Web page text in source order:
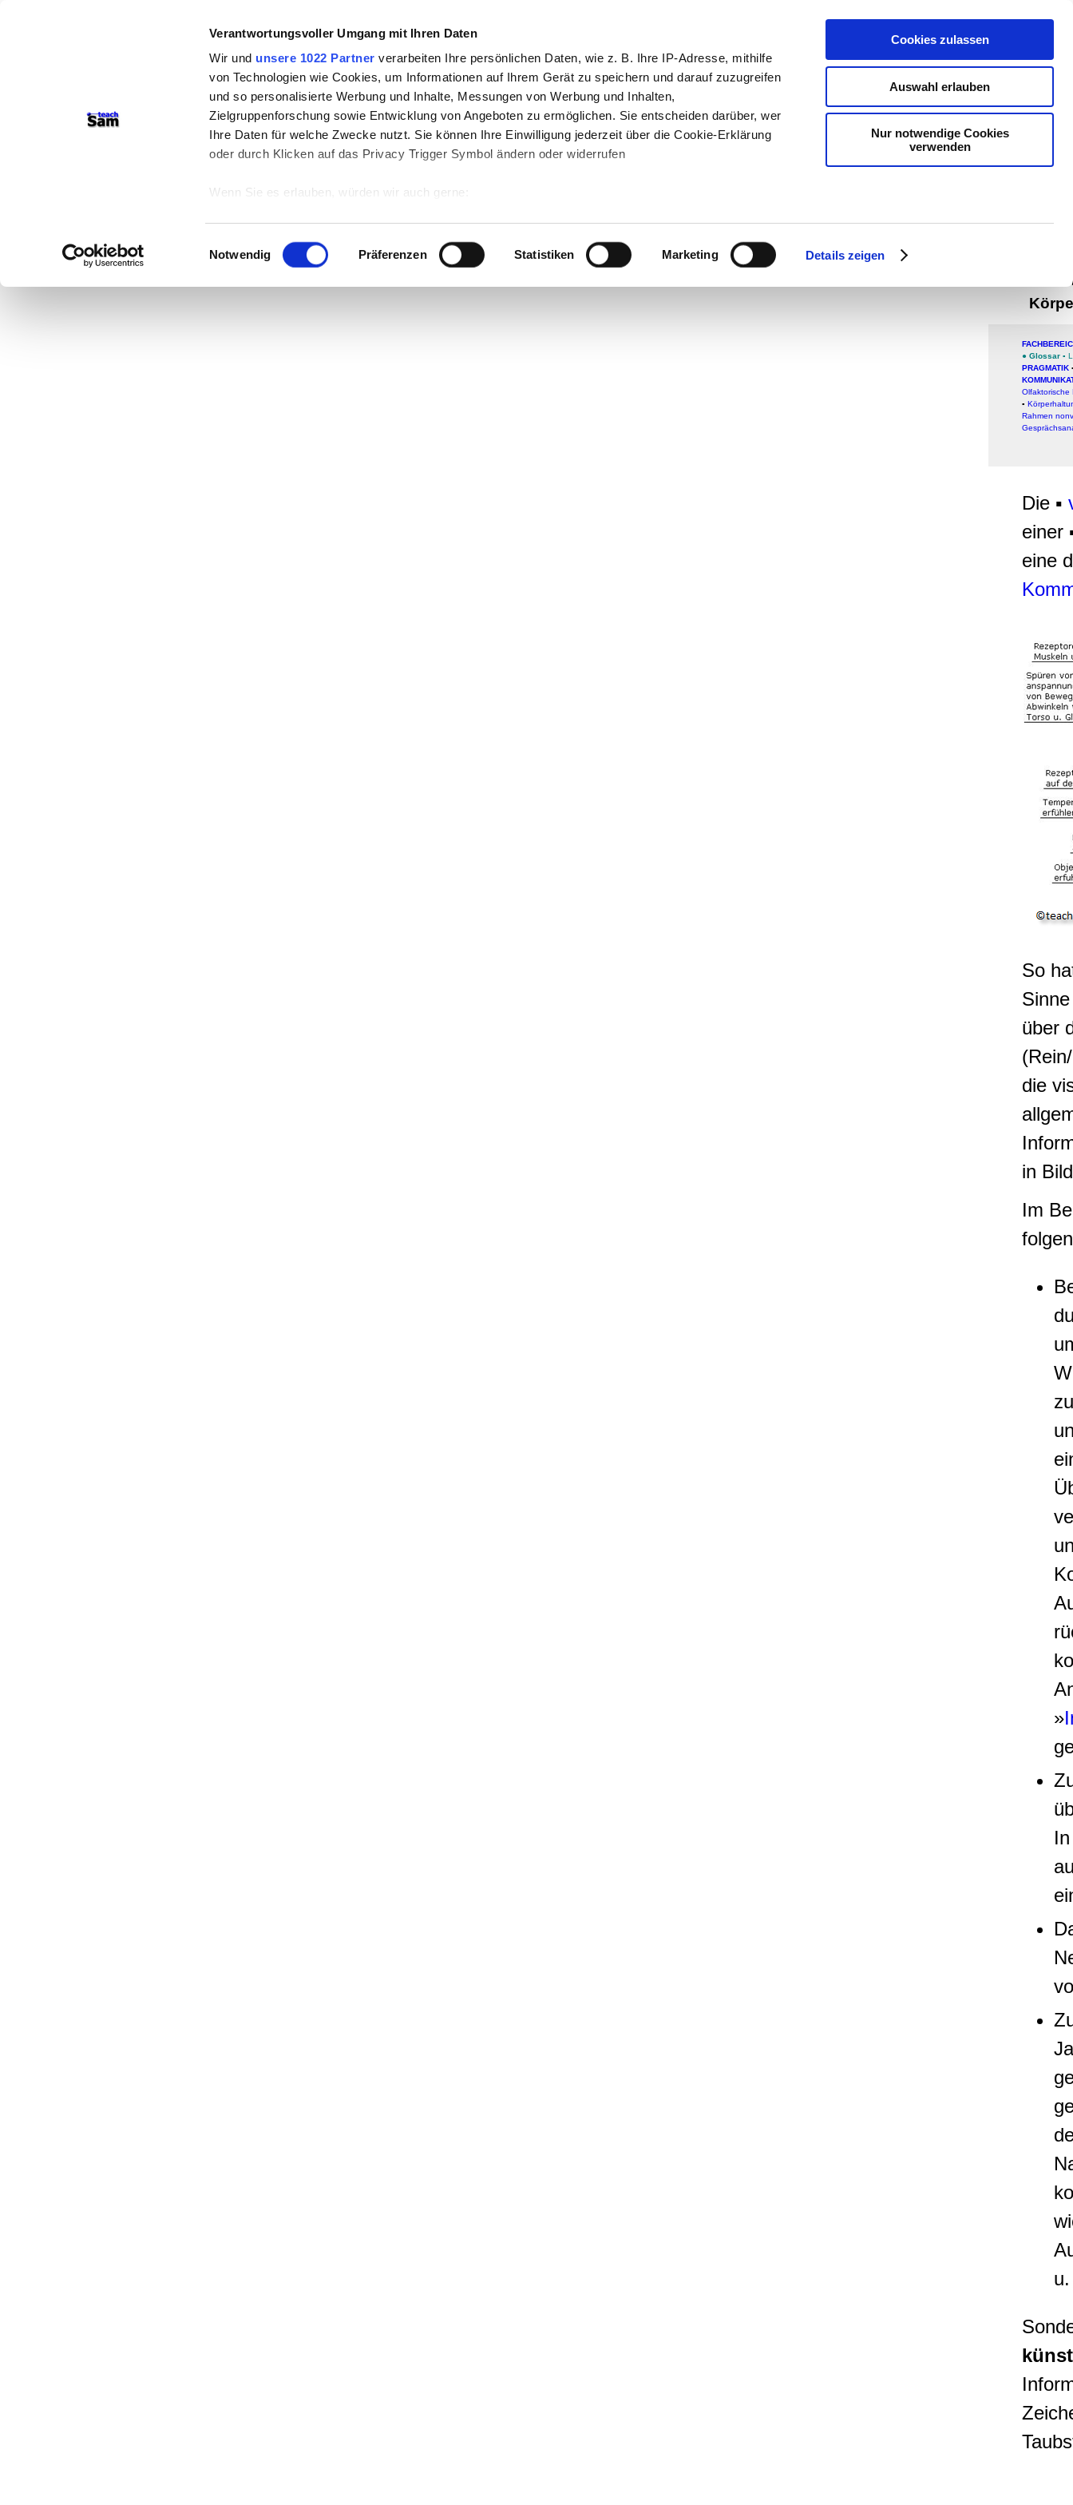
Verantwortungsvoller Umgang mit Ihren Daten
Wir und unsere 1022 Partner verarbeiten Ihre persönlichen Daten, wie z. B. Ihre IP-Adresse, mithilfe
von Technologien wie Cookies, um Informationen auf Ihrem Gerät zu speichern und darauf zuzugreifen
und so personalisierte Werbung und Inhalte, Messungen von Werbung und Inhalten,
Zielgruppenforschung sowie Entwicklung von Angeboten zu ermöglichen. Sie entscheiden darüber, wer
Ihre Daten für welche Zwecke nutzt. Sie können Ihre Einwilligung jederzeit über die Cookie-Erklärung
oder durch Klicken auf das Privacy Trigger Symbol ändern oder widerrufen
Wenn Sie es erlauben, würden wir auch gerne:
Ihr Gerät durch aktives Scannen nach bestimmten Merkmalen (Fingerprinting) identifizieren
Erfahren Sie mehr darüber, wie Ihre persönlichen Daten verarbeitet werden, und legen Sie Ihre
Präferenzen imAbschnitt Einzelheitenfest.
Einwilligungsauswahl
Notwendig Präferenzen Statistiken Marketing Details zeigen
Cookies zulassen
Auswahl erlauben
Nur notwendige Cookies
verwenden
● Glossar ▪
PRAGMATIK
Olfaktorische
▪
Rahmen
Die ▪
einer
eine
So
über
die
in
Im
»